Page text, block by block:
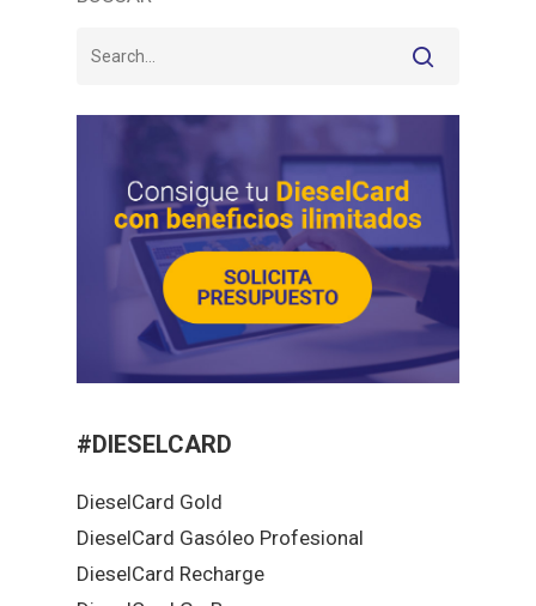
#DIESELCARD
DieselCard Gold
DieselCard Gasóleo Profesional
DieselCard Recharge